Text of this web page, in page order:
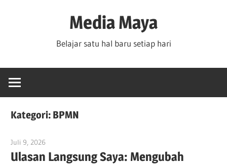
Media Maya
Belajar satu hal baru setiap hari
Kategori: BPMN
Juli 9, 2026
Ulasan Langsung Saya: Mengubah